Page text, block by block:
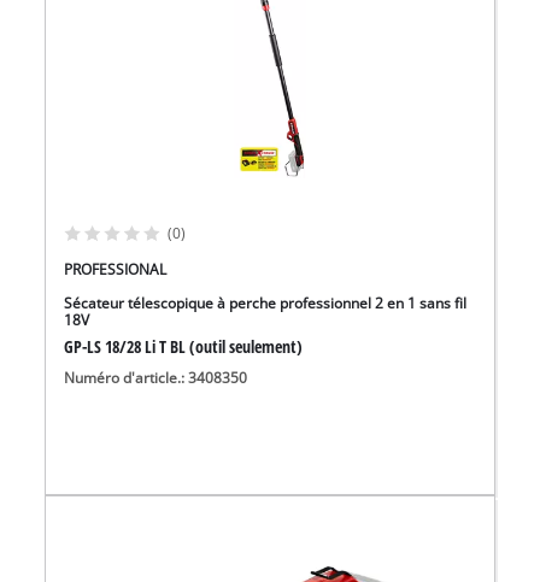
(0)
PROFESSIONAL
Sécateur télescopique à perche professionnel 2 en 1 sans fil
18V
GP-LS 18/28 Li T BL (outil seulement)
Numéro d'article.: 3408350